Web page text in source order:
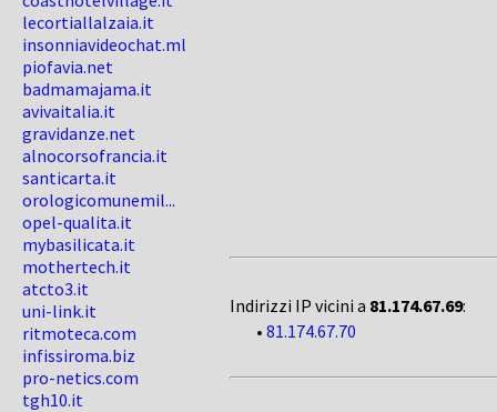
lecortiallalzaia.it
insonniavideochat.ml
piofavia.net
badmamajama.it
avivaitalia.it
gravidanze.net
alnocorsofrancia.it
santicarta.it
orologicomunemil...
opel-qualita.it
mybasilicata.it
mothertech.it
atcto3.it
uni-link.it
ritmoteca.com
infissiroma.biz
pro-netics.com
tgh10.it
Indirizzi IP vicini a 81.174.67.69:
• 81.174.67.70